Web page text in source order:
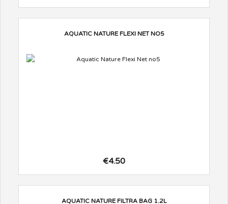
AQUATIC NATURE FLEXI NET NO5
€4.50
AQUATIC NATURE FILTRA BAG 1.2L